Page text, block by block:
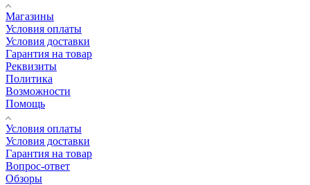
Магазины
Условия оплаты
Условия доставки
Гарантия на товар
Реквизиты
Политика
Возможности
Помощь
Условия оплаты
Условия доставки
Гарантия на товар
Вопрос-ответ
Обзоры